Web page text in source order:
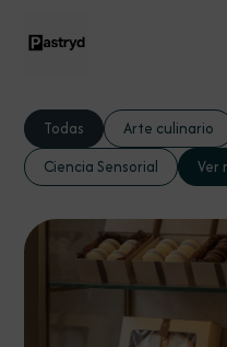
Todas Arte culinario
Ciencia Sensorial
Ver